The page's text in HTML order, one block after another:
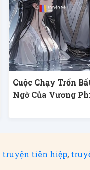
Cuộc Chạy Trốn
Ngờ Của Vương
truyện tiên hiệp,